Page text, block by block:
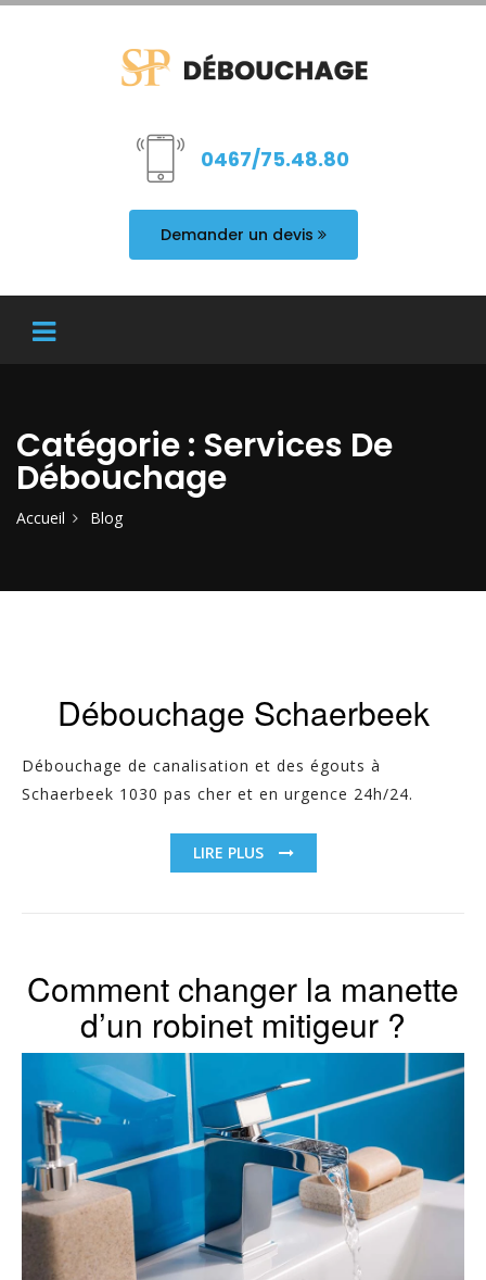
0467/75.48.80
Demander un devis
Catégorie : Services De
Débouchage
Accueil Blog
Débouchage Schaerbeek
Débouchage de canalisation et des égouts à
Schaerbeek 1030 pas cher et en urgence 24h/24.
LIRE PLUS
Comment changer la manette
d’un robinet mitigeur ?